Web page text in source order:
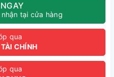
tại cửa hàng
qua
CHÍNH
qua